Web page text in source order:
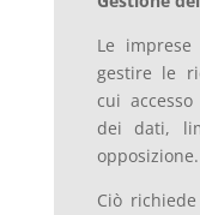
Le
gestire le
cui
dei dati,
opposizione.
Ciò